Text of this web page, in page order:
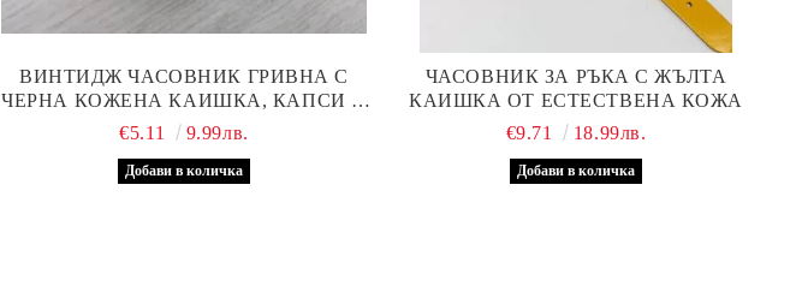
ВИНТИДЖ ЧАСОВНИК ГРИВНА С
ЧЕРНА КОЖЕНА КАИШКА, КАПСИ И
КАМЪЧЕТА
€5.11 9.99лв.
ЧАСОВНИК ЗА РЪКА С ЖЪЛТА
КАИШКА ОТ ЕСТЕСТВЕНА КОЖА
€9.71
18.99лв.